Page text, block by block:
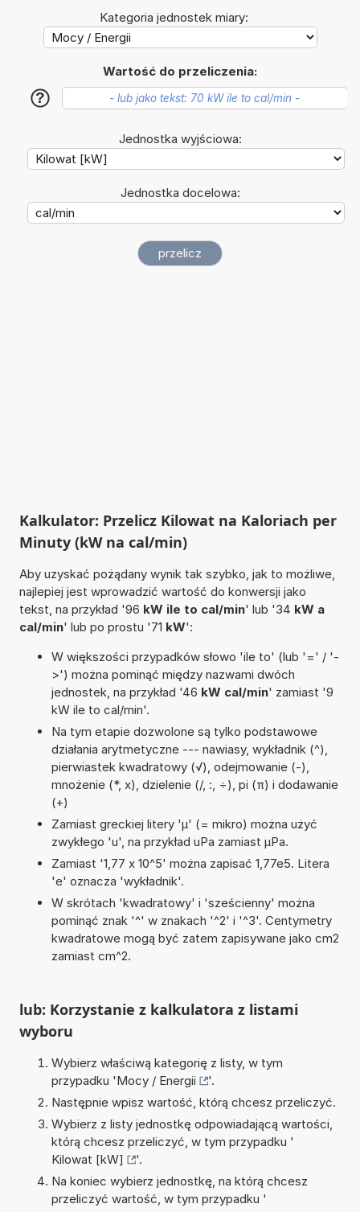
Kategoria jednostek miary:
Wartość do przeliczenia:
?
Jednostka wyjściowa:
Jednostka docelowa:
Kalkulator: Przelicz Kilowat na Kaloriach per
Minuty (kW na cal/min)
Aby uzyskać pożądany wynik tak szybko, jak to możliwe,
najlepiej jest wprowadzić wartość do konwersji jako
tekst, na przykład '96 kW ile to cal/min' lub '34 kW a
cal/min' lub po prostu '71 kW':
W większości przypadków słowo 'ile to' (lub '=' / '-
>') można pominąć między nazwami dwóch
jednostek, na przykład '46 kW cal/min' zamiast '9
kW ile to cal/min'.
Na tym etapie dozwolone są tylko podstawowe
działania arytmetyczne --- nawiasy, wykładnik (^),
pierwiastek kwadratowy (√), odejmowanie (-),
mnożenie (*, x), dzielenie (/, :, ÷), pi (π) i dodawanie
(+)
Zamiast greckiej litery 'µ' (= mikro) można użyć
zwykłego 'u', na przykład uPa zamiast µPa.
Zamiast '1,77 x 10^5' można zapisać 1,77e5. Litera
'e' oznacza 'wykładnik'.
W skrótach 'kwadratowy' i 'sześcienny' można
pominąć znak '^' w znakach '^2' i '^3'. Centymetry
kwadratowe mogą być zatem zapisywane jako cm2
zamiast cm^2.
lub: Korzystanie z kalkulatora z listami
wyboru
Wybierz właściwą kategorię z listy, w tym
przypadku 'Mocy / Energii
'.
Następnie wpisz wartość, którą chcesz przeliczyć.
Wybierz z listy jednostkę odpowiadającą wartości,
którą chcesz przeliczyć, w tym przypadku '
Kilowat [kW]
'.
Na koniec wybierz jednostkę, na którą chcesz
przeliczyć wartość, w tym przypadku '